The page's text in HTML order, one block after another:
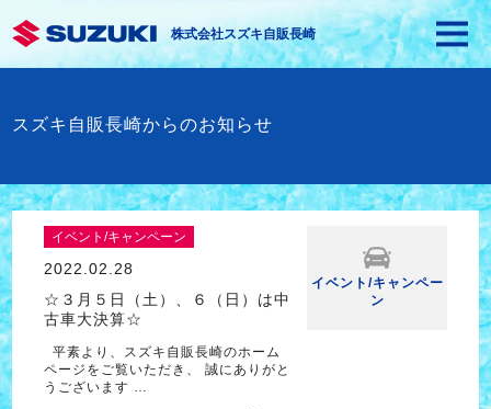
株式会社スズキ自販長崎
スズキ自販長崎からのお知らせ
イベント/キャンペーン
2022.02.28
☆３月５日（土）、６（日）は中
古車大決算☆
平素より、スズキ自販長崎のホーム
ページをご覧いただき、 誠にありがと
うございます …
イベント/キャンペー
ン